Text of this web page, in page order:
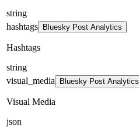
string
hashtags
Bluesky Post Analytics
Hashtags
string
visual_media
Bluesky Post Analytics
Visual Media
json